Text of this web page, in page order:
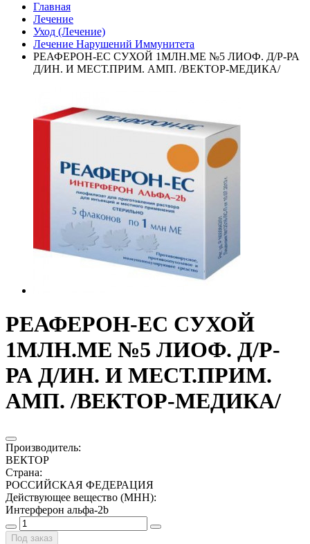
Главная
Лечение
Уход (Лечение)
Лечение Нарушений Иммунитета
РЕАФЕРОН-ЕС СУХОЙ 1МЛН.МЕ №5 ЛИОФ. Д/Р-РА
Д/ИН. И МЕСТ.ПРИМ. АМП. /ВЕКТОР-МЕДИКА/
РЕАФЕРОН-ЕС СУХОЙ
1МЛН.МЕ №5 ЛИОФ. Д/Р-
РА Д/ИН. И МЕСТ.ПРИМ.
АМП. /ВЕКТОР-МЕДИКА/
Производитель:
ВЕКТОР
Страна:
РОССИЙСКАЯ ФЕДЕРАЦИЯ
Действующее вещество (МНН):
Интерферон альфа-2b
Под заказ